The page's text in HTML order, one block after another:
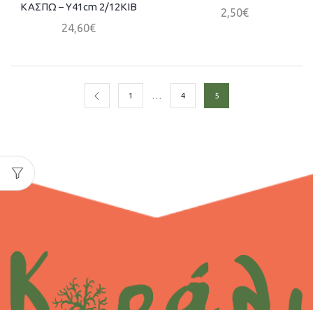
ΚΑΣΠΩ – Υ41cm 2/12KΙΒ
24,60€
2,50€
1 … 4 5